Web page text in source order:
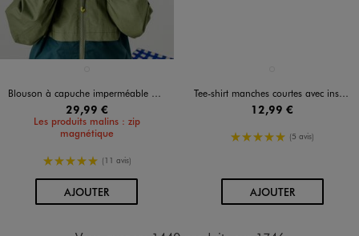
Blouson à capuche imperméable à zip magnétique garçon
29,99 €
Les produits malins : zip
magnétique
5/5 de moyenne
(11 avis)
AJOUTERAU PANIER
Tee-shirt manches courtes avec inscription poitrine garçon
12,99 €
5/5 de moyenne
(5 avis)
AJOUTERAU PANIER